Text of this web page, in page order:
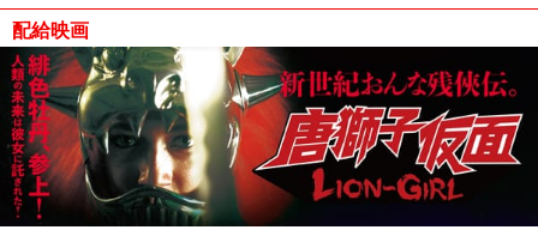
配給映画